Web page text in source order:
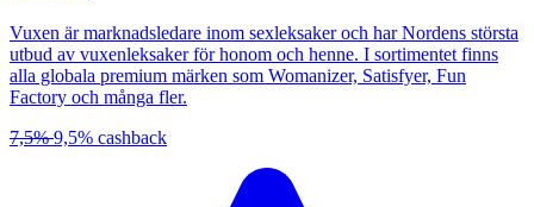
Vuxen är marknadsledare inom sexleksaker och har Nordens största
utbud av vuxenleksaker för honom och henne. I sortimentet finns
alla globala premium märken som Womanizer, Satisfyer, Fun
Factory och många fler.
7,5%9,5% cashback